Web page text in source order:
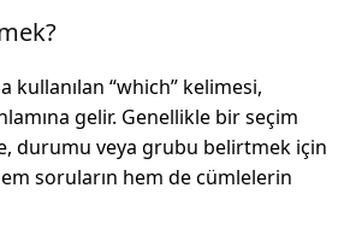
kullanılan “which” kelimesi,
gelir. Genellikle bir seçim
durumu veya grubu belirtmek için
soruların hem de cümlelerin